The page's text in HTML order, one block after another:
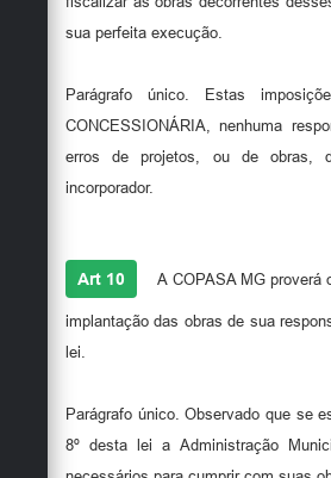
sua perfeita execução.
Parágrafo único. Estas
CONCESSIONÁRIA, nenhuma
erros de projetos, ou de obras,
incorporador.
Art 10 A COPASA MG proverá
implantação das obras de sua
lei.
Parágrafo único. Observado que se
8º desta lei a Administração